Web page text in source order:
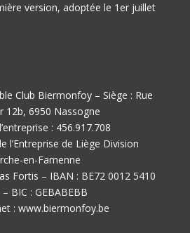
version, adoptée le 1er juillet
Club Biermonfoy – Siège : Rue
12b, 6950 Nassogne
: 456.917.708
l’Entreprise de Liège Division
en-Famenne
Fortis – IBAN : BE72 0012 5410
BIC : GEBABEBB
: www.biermonfoy.be